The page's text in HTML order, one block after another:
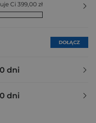
Ci 399,00 zł
DOŁĄCZ
dni
dni